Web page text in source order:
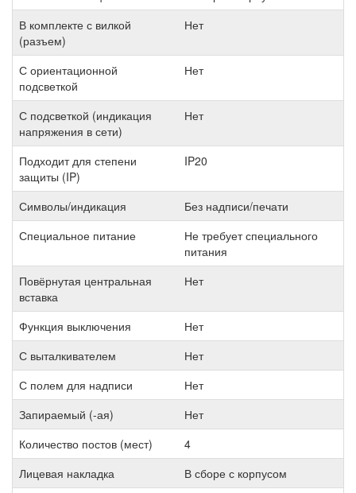
В комплекте с вилкой
(разъем)
Нет
С ориентационной
подсветкой
Нет
С подсветкой (индикация
напряжения в сети)
Нет
Подходит для степени
защиты (IP)
IP20
Символы/индикация
Без надписи/печати
Специальное питание
Не требует специального
питания
Повёрнутая центральная
вставка
Нет
Функция выключения
Нет
С выталкивателем
Нет
С полем для надписи
Нет
Запираемый (-ая)
Нет
Количество постов (мест)
4
Лицевая накладка
В сборе с корпусом